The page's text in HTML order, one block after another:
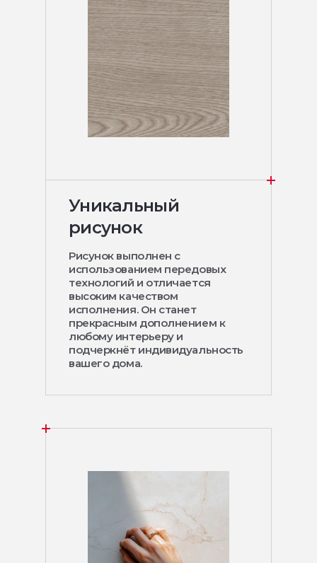
Уникальный
рисунок
Рисунок выполнен с
использованием передовых
технологий и отличается
высоким качеством
исполнения. Он станет
прекрасным дополнением к
любому интерьеру и
подчеркнёт индивидуальность
вашего дома.